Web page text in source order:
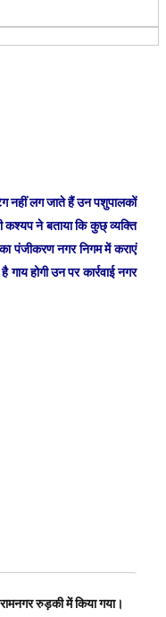
नहीं लग जाते हैं उन पशुपालकों
कश्यप ने बताया कि कुछ् व्यक्ति
पंजीकरण नगर निगम में कराएं
होगी उन पर कार्रवाई नगर
रुड़की में किया गया।